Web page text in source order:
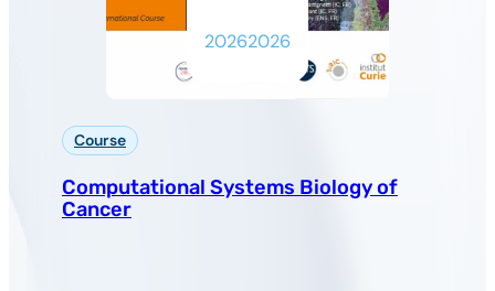
20262026
Course
Computational Systems Biology of
Cancer